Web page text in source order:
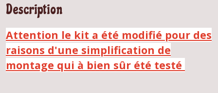
Description
Attention le kit a été modifié pour des
raisons d'une simplification de
montage qui à bien sûr été testé